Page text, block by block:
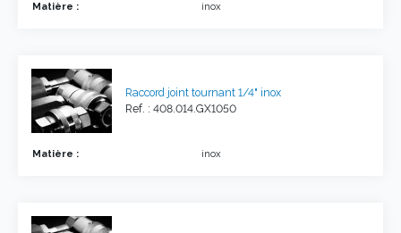
Matière : inox
Raccord joint tournant 1/4" inox
Ref. : 408.014.GX1050
Matière : inox